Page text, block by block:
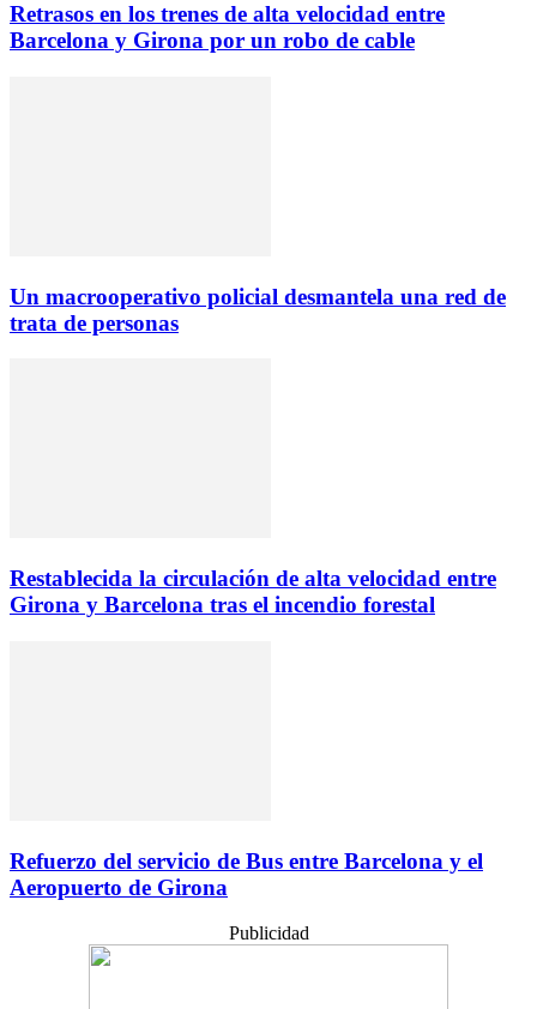
Retrasos en los trenes de alta velocidad entre
Barcelona y Girona por un robo de cable
Un macrooperativo policial desmantela una red de
trata de personas
Restablecida la circulación de alta velocidad entre
Girona y Barcelona tras el incendio forestal
Refuerzo del servicio de Bus entre Barcelona y el
Aeropuerto de Girona
Publicidad